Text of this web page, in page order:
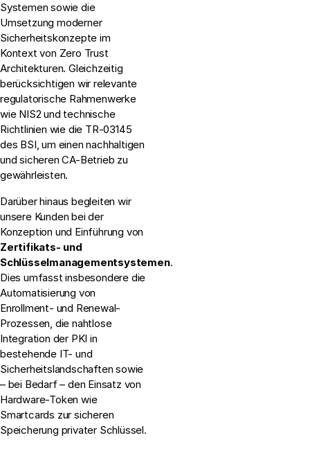
Systemen sowie die
Umsetzung moderner
Sicherheitskonzepte im
Kontext von Zero Trust
Architekturen. Gleichzeitig
berücksichtigen wir relevante
regulatorische Rahmenwerke
wie NIS2 und technische
Richtlinien wie die TR-03145
des BSI, um einen nachhaltigen
und sicheren CA-Betrieb zu
gewährleisten.
Darüber hinaus begleiten wir
unsere Kunden bei der
Konzeption und Einführung von
Zertifikats- und
Schlüsselmanagementsystemen.
Dies umfasst insbesondere die
Automatisierung von
Enrollment- und Renewal-
Prozessen, die nahtlose
Integration der PKI in
bestehende IT- und
Sicherheitslandschaften sowie
– bei Bedarf – den Einsatz von
Hardware-Token wie
Smartcards zur sicheren
Speicherung privater Schlüssel.